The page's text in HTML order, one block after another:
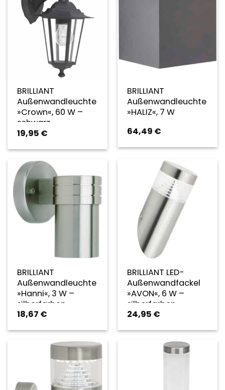
BRILLIANT
Außenwandleuchte
»Crown«, 60 W –
schwarz
19,95 €
BRILLIANT
Außenwandleuchte
»HALIZ«, 7 W
64,49 €
BRILLIANT
Außenwandleuchte
»Hanni«, 3 W –
silberfarben
18,67 €
BRILLIANT LED-
Außenwandfackel
»AVON«, 6 W –
silberfarben
24,95 €